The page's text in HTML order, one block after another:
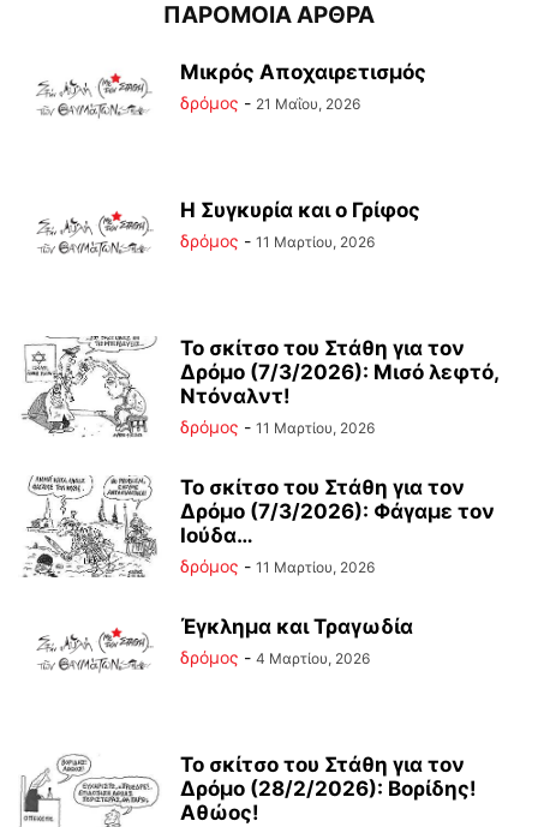
ΠΑΡΟΜΟΙΑ ΑΡΘΡΑ
Μικρός Αποχαιρετισμός
δρόμος - 21 Μαΐου, 2026
Η Συγκυρία και ο Γρίφος
δρόμος - 11 Μαρτίου, 2026
Το σκίτσο του Στάθη για τον
Δρόμο (7/3/2026): Μισό λεφτό,
Ντόναλντ!
δρόμος - 11 Μαρτίου, 2026
Το σκίτσο του Στάθη για τον
Δρόμο (7/3/2026): Φάγαμε τον
Ιούδα…
δρόμος - 11 Μαρτίου, 2026
Έγκλημα και Τραγωδία
δρόμος - 4 Μαρτίου, 2026
Το σκίτσο του Στάθη για τον
Δρόμο (28/2/2026): Βορίδης!
Αθώος!